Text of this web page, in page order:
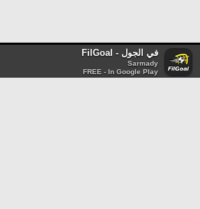
في الجول - FilGoal
Sarmady
FREE - In Google Play